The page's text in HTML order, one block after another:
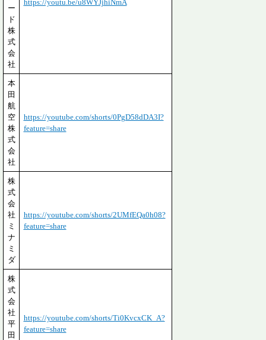
ー
ド
株
式
会
社
https://youtu.be/u8WYJjhiNmA
本
田
航
空
株
式
会
社
https://youtube.com/shorts/0PgD58dDA3I?
feature=share
株
式
会
社
ミ
ナ
ミ
ダ
https://youtube.com/shorts/2UMfEQa0h08?
feature=share
株
式
会
社
平
田
https://youtube.com/shorts/Ti0KvcxCK_A?
feature=share